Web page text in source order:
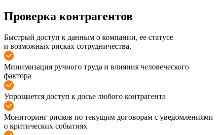
Проверка контрагентов
Быстрый доступ к данным о компании, ее статусе
и возможных рисках сотрудничества.
Минимизация ручного труда и влияния человеческого
фактора
Упрощается доступ к досье любого контрагента
Мониторинг рисков по текущим договорам с уведомлениями
о критических событиях